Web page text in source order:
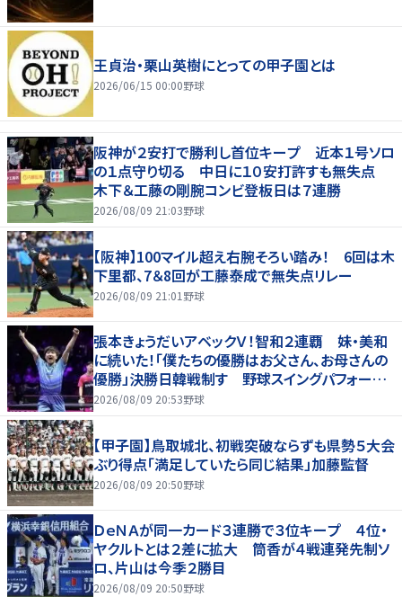
王貞治・栗山英樹にとっての甲子園とは
2026/06/15 00:00野球
阪神が２安打で勝利し首位キープ 近本１号ソロ
の１点守り切る 中日に１０安打許すも無失点
木下＆工藤の剛腕コンビ登板日は７連勝
2026/08/09 21:03野球
【阪神】100マイル超え右腕そろい踏み！ 6回は木
下里都、7＆8回が工藤泰成で無失点リレー
2026/08/09 21:01 野球
張本きょうだいアベックＶ！智和２連覇 妹・美和
に続いた！「僕たちの優勝はお父さん、お母さんの
優勝」決勝日韓戦制す 野球スイングパフォーマ
ンスで歓喜爆発 本音もちらり「妹が先に決めて
2026/08/09 20:53野球
【甲子園】鳥取城北、初戦突破ならずも県勢５大会
ぶり得点「満足していたら同じ結果」加藤監督
2026/08/09 20:50野球
ＤｅＮＡが同一カード３連勝で３位キープ ４位・
ヤクルトとは２差に拡大 筒香が４戦連発先制ソ
ロ、片山は今季２勝目
2026/08/09 20:50野球